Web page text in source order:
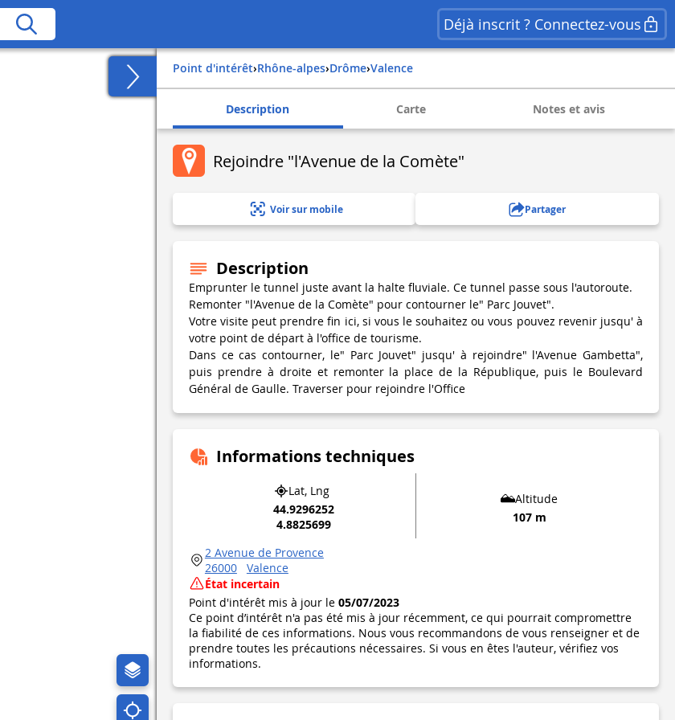
Déjà inscrit ? Connectez-vous
Point d'intérêt› rhône-alpes› drôme› valence
Description Carte Notes et avis
Rejoindre "l'Avenue de la Comète"
Voir sur mobile Partager
Description
Emprunter le tunnel juste avant la halte fluviale. Ce tunnel passe sous l'autoroute.
Remonter "l'Avenue de la Comète" pour contourner le" Parc Jouvet".
Votre visite peut prendre fin ici, si vous le souhaitez ou vous pouvez revenir jusqu' à
votre point de départ à l'office de tourisme.
Dans ce cas contourner, le" Parc Jouvet" jusqu' à rejoindre" l'Avenue Gambetta",
puis prendre à droite et remonter la place de la République, puis le Boulevard
Général de Gaulle. Traverser pour rejoindre l'Office
Informations techniques
Lat, Lng
44.9296252
4.8825699
Altitude
107 m
2 Avenue de Provence
26000
Valence
État incertain
Point d'intérêt mis à jour le 05/07/2023
Ce point d’intérêt n'a pas été mis à jour récemment, ce qui pourrait compromettre
la fiabilité de ces informations. Nous vous recommandons de vous renseigner et de
prendre toutes les précautions nécessaires. Si vous en êtes l'auteur, vérifiez vos
informations.